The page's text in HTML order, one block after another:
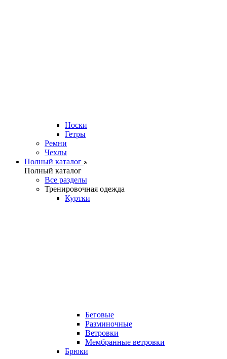
Носки
Гетры
Ремни
Чехлы
Полный каталог
Полный каталог
Все разделы
Тренировочная одежда
Куртки
Беговые
Разминочные
Ветровки
Мембранные ветровки
Брюки